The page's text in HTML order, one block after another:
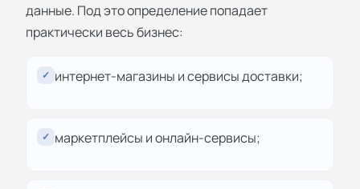
данные. Под это определение попадает
практически весь бизнес:
✓ интернет-магазины и сервисы доставки;
✓ маркетплейсы и онлайн-сервисы;